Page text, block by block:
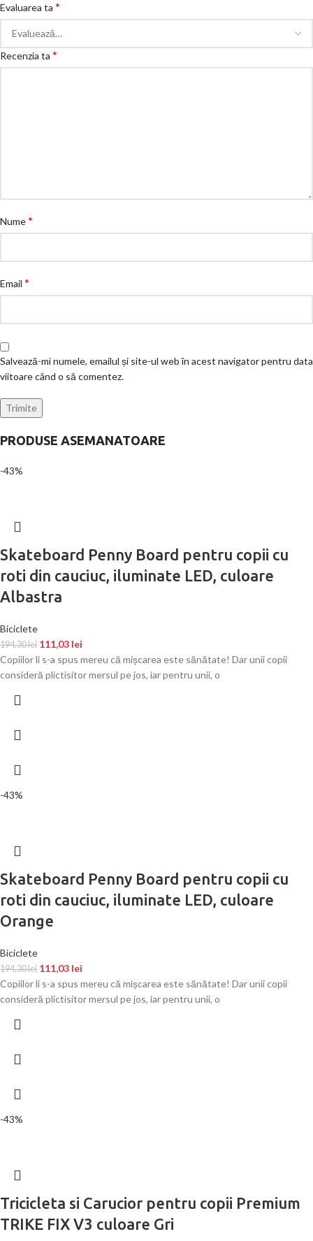
Evaluarea ta *
Recenzia ta *
Nume*
Email *
Salvează-mi numele, emailul și site-ul web în acest navigator pentru data
viitoare când o să comentez.
PRODUSE ASEMANATOARE
-43%
Skateboard Penny Board pentru copii cu
roti din cauciuc, iluminate LED, culoare
Albastra
Biciclete
194,30lei 111,03 lei
Copiilor li s-a spus mereu că mișcarea este sănătate! Dar unii copii
consideră plictisitor mersul pe jos, iar pentru unii, o
-43%
Skateboard Penny Board pentru copii cu
roti din cauciuc, iluminate LED, culoare
Orange
Biciclete
194,30lei 111,03 lei
Copiilor li s-a spus mereu că mișcarea este sănătate! Dar unii copii
consideră plictisitor mersul pe jos, iar pentru unii, o
-43%
Tricicleta si Carucior pentru copii Premium
TRIKE FIX V3 culoare Gri